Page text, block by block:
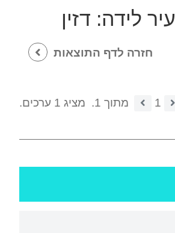
עיר לידה: דזין
חזרה לדף התוצאות
1 מתוך 1.
מציג 1 ערכים.